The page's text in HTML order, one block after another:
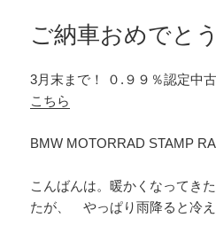
ご納車おめでと
3月末まで！ ０.９９％認定中
こちら
BMW MOTORRAD STAMP
こんばんは。暖かくなってき
たが、 やっぱり雨降ると冷